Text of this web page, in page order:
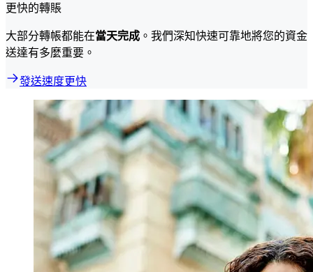
更快的轉賬
大部分轉帳都能在當天完成 。我們深知快速可靠地將您的資金
送達有多麼重要。
發送速度更快